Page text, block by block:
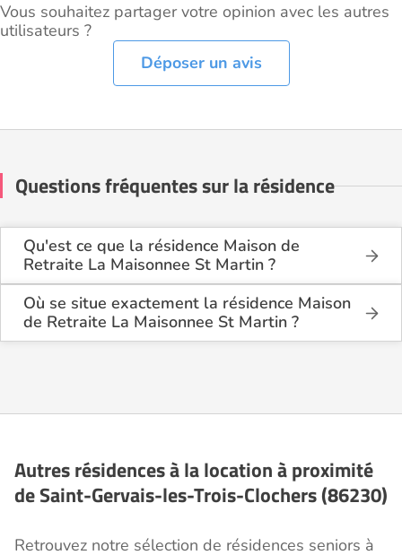
Vous souhaitez partager votre opinion avec les autres
utilisateurs ?
Déposer un avis
Questions fréquentes sur la résidence
Qu'est ce que la résidence Maison de
Retraite La Maisonnee St Martin ?
La résidence Maison de Retraite La Maisonnee St
Martin est une résidence seniors de type foyer
logement - résidence autonomie .
Où se situe exactement la résidence Maison
de Retraite La Maisonnee St Martin ?
La résidence Maison de Retraite La Maisonnee St
Autres résidences à la location à proximité
de Saint-Gervais-les-Trois-Clochers (86230)
Retrouvez notre sélection de résidences seniors à